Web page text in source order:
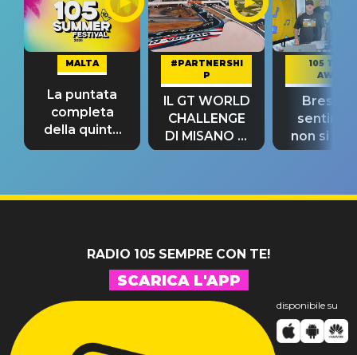
MALTA
La puntata
completa
della quinta
tappa
#PARTNERSHI
P
IL GT WORLD
CHALLENGE
DI MISANO si
riconferma
105 TAKE
AWAY
Bresh:
non si
fino alla
RADIO 105 SEMPRE CON TE!
SCARICA L'APP
disponibile su